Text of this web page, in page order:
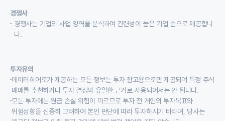
경쟁사
경쟁사는 기업의 사업 영역을 분석하여 관련성이 높은 기업 순으로 제공합니
다.
투자유의
데이터히어로가 제공하는 모든 정보는 투자 참고용으로만 제공되며 특정 주식
매매를 추천하거나 투자 결정의 유일한 근거로 사용되어서는 안 됩니다.
모든 투자에는 원금 손실 위험이 따르므로 투자 전 개인의 투자목표와
위험성향을 신중히 고려하여 본인 판단에 따라 투자하시기 바라며, 당사는